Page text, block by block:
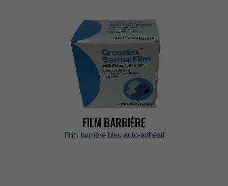
FILMBARRIÈRE
Filmbarrièrebleuauto-adhésif